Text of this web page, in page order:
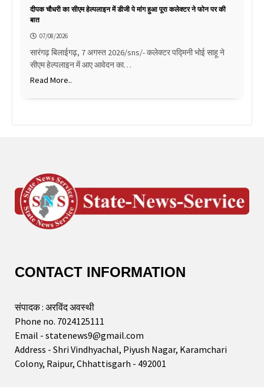
दीपक चौधरी का सीएम हेल्पलाइन में डीजी पे मांग हुआ पूरा कलेक्टर ने फोन पर की
बात
07/08/2026
सारंगढ़ बिलाईगढ़, 7 अगस्त 2026/sns/- कलेक्टर पद्मिनी भोई साहू ने
सीएम हेल्पलाइन में आए आवेदन का…
Read More..
CONTACT INFORMATION
संपादक : अरविंद अवस्थी
Phone no. 7024125111
Email - statenews9@gmail.com
Address - Shri Vindhyachal, Piyush Nagar, Karamchari
Colony, Raipur, Chhattisgarh - 492001